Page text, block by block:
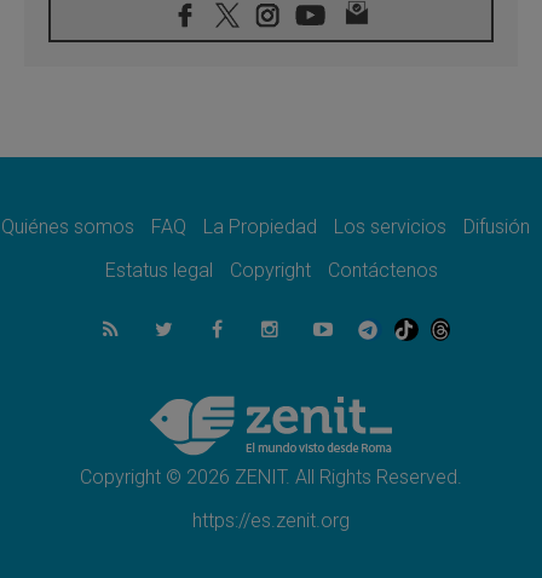
08.08.2026
En Colombia, «la paz no se compra con una
08.08.2026
08.08.2026
del Buen Consejo de Genazzano
Filipinas: el Vicariato Apostólico de Calapán
se convierte en diócesis
Honduras: Los desplazados invisibles de una
crisis olvidada
Quiénes somos FAQ La Propiedad Los servicios
Difusión
Estatus legal
Copyright Contáctenos
Copyright © 2026 ZENIT. All Rights Reserved.
https://es.zenit.org